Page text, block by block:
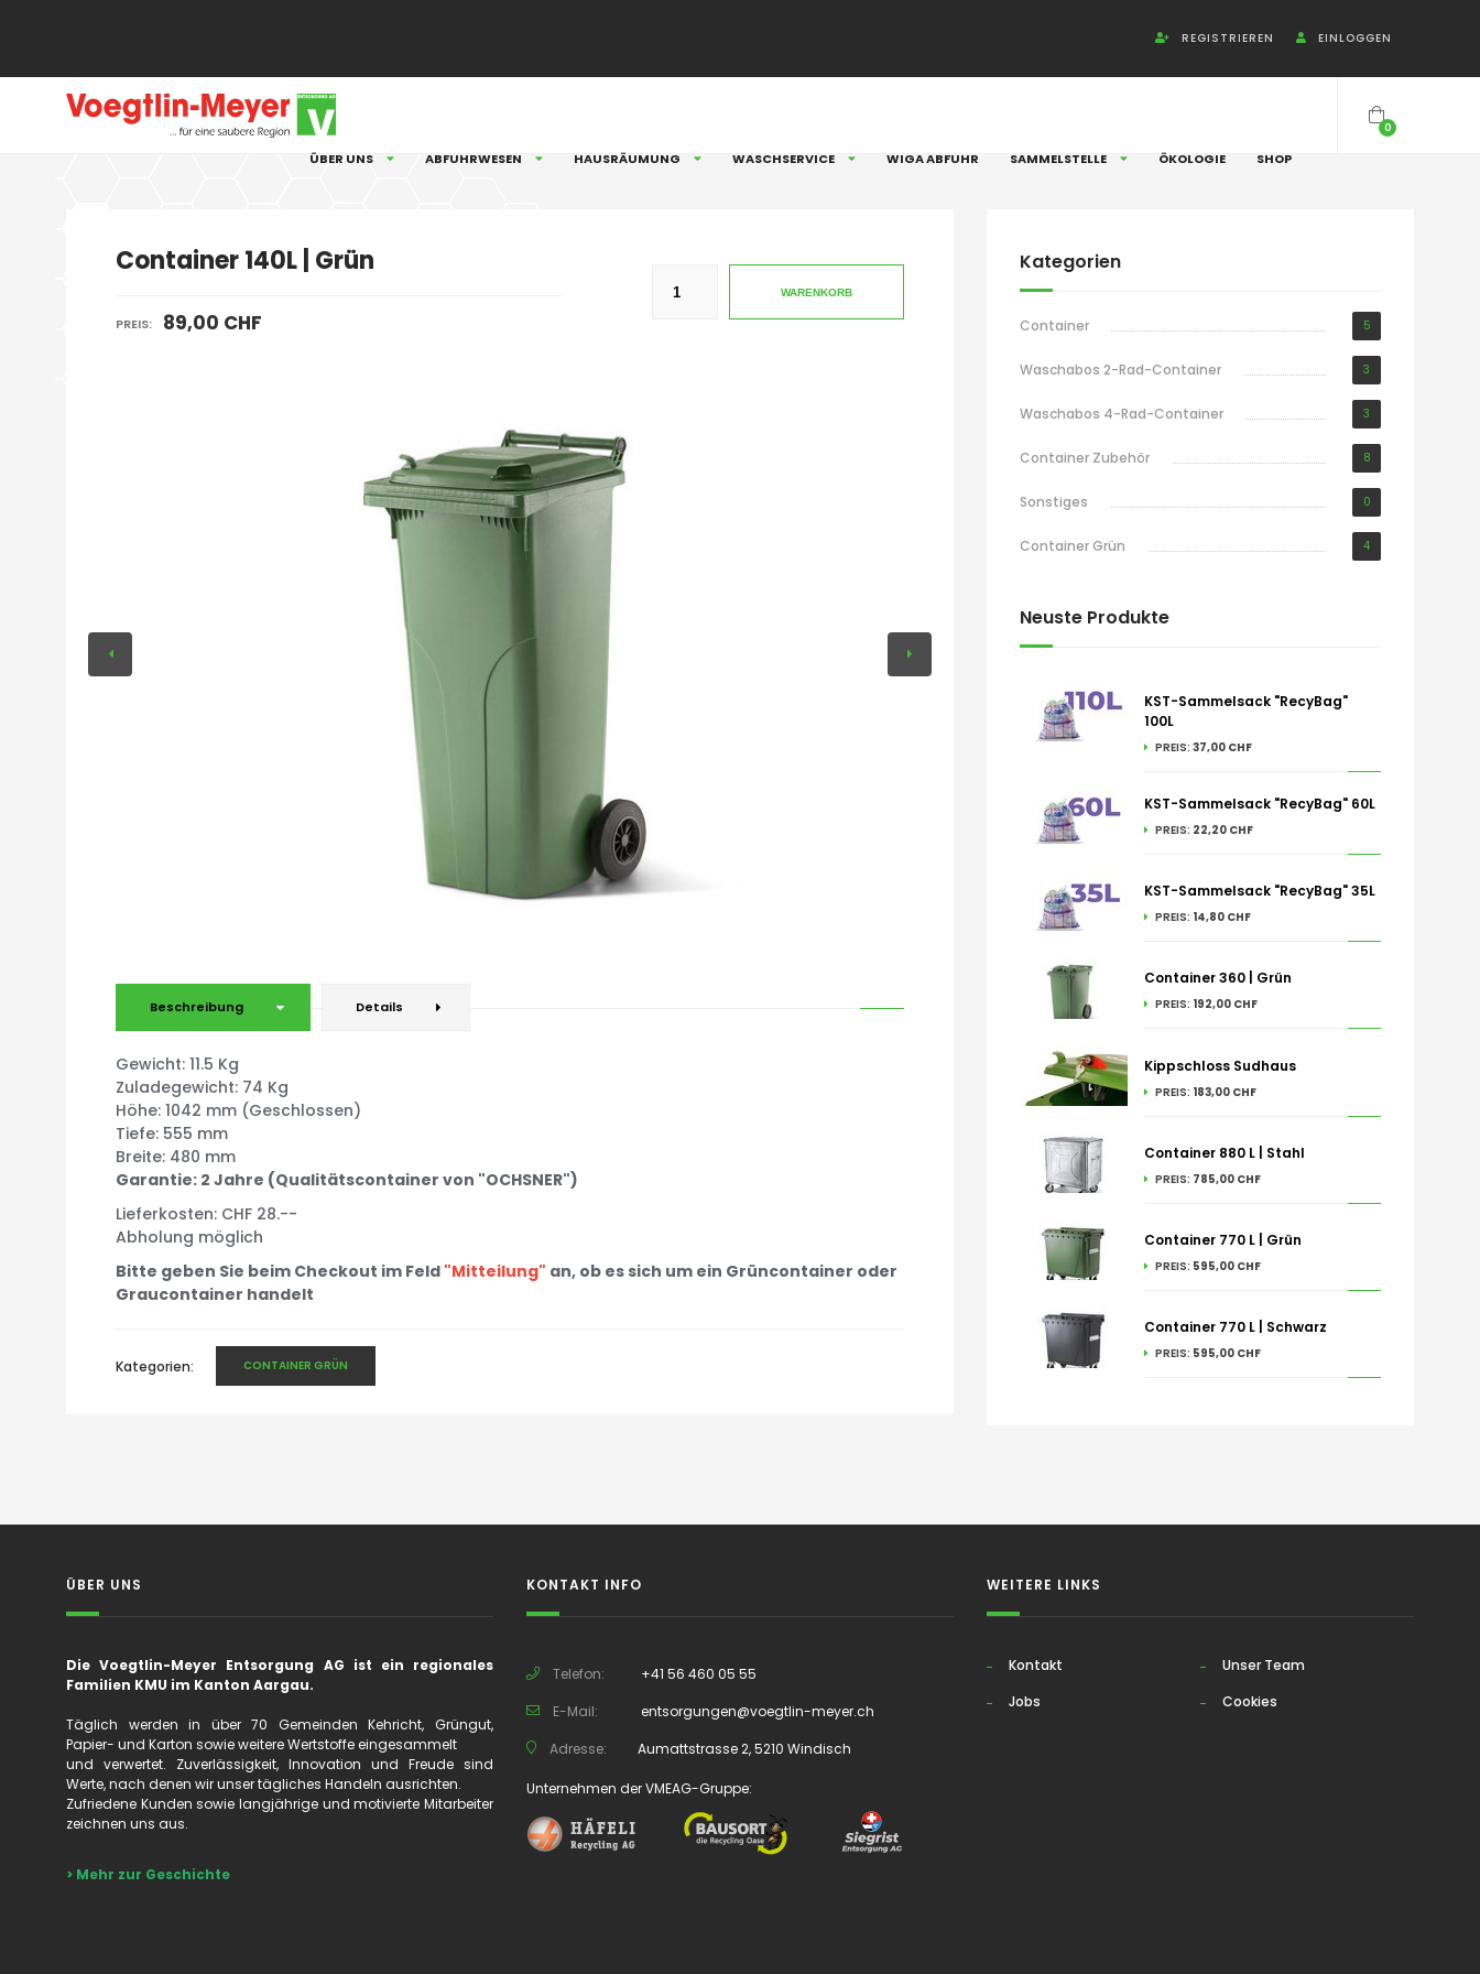
EINLOGGEN
REGISTRIEREN
0
ÜBER UNS ABFUHRWESEN HAUSRÄUMUNG WASCHSERVICE WIGA ABFUHR SAMMELSTELLE ÖKOLOGIE SHOP
Container 140L | Grün
PREIS: 89,00 CHF
WARENKORB
Beschreibung Details
Gewicht: 11.5 Kg
Zuladegewicht: 74 Kg
Höhe: 1042 mm (Geschlossen)
Tiefe: 555 mm
Breite: 480 mm
Garantie: 2 Jahre (Qualitätscontainer von "OCHSNER")
Lieferkosten: CHF 28.--
Abholung möglich
Bitte geben Sie beim Checkout im Feld "Mitteilung" an, ob es sich um ein Grüncontainer oder
Graucontainer handelt
Kategorien: CONTAINER GRÜN
Kategorien
Container 5
Waschabos 2-Rad-Container 3
Waschabos 4-Rad-Container 3
Container Zubehör 8
Sonstiges 0
Container Grün 4
Neuste Produkte
KST-Sammelsack "RecyBag"
100L
PREIS: 37,00 CHF
KST-Sammelsack "RecyBag" 60L
PREIS: 22,20 CHF
KST-Sammelsack "RecyBag" 35L
PREIS: 14,80 CHF
Container 360 | Grün
PREIS: 192,00 CHF
Kippschloss Sudhaus
PREIS: 183,00 CHF
Container 880 L | Stahl
PREIS: 785,00 CHF
Container 770 L | Grün
PREIS: 595,00 CHF
Container 770 L | Schwarz
PREIS: 595,00 CHF
ÜBER UNS
Die Voegtlin-Meyer Entsorgung AG ist ein regionales
Familien KMU im Kanton Aargau.
Täglich werden in über 70 Gemeinden Kehricht, Grüngut,
Papier- und Karton sowie weitere Wertstoffe eingesammelt
und verwertet. Zuverlässigkeit, Innovation und Freude sind
Werte, nach denen wir unser tägliches Handeln ausrichten.
Zufriedene Kunden sowie langjährige und motivierte Mitarbeiter
zeichnen uns aus.
> Mehr zur Geschichte
KONTAKT INFO
Telefon:
+41 56 460 05 55
E-Mail:
entsorgungen@voegtlin-meyer.ch
Adresse:
Aumattstrasse 2, 5210 Windisch
Unternehmen der VMEAG-Gruppe:
WEITERE LINKS
Kontakt
Unser Team
Jobs
Cookies